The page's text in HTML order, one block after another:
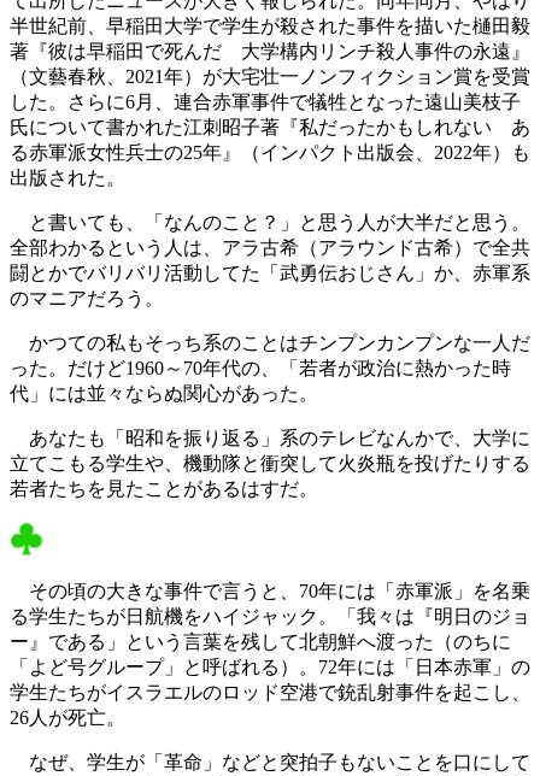
半世紀前、早稲田大学で学生が殺された事件を描いた樋田毅
著『彼は早稲田で死んだ 大学構内リンチ殺人事件の永遠』
（文藝春秋、2021年）が大宅壮一ノンフィクション賞を受賞
した。さらに6月、連合赤軍事件で犠牲となった遠山美枝子
氏について書かれた江刺昭子著『私だったかもしれない あ
る赤軍派女性兵士の25年』（インパクト出版会、2022年）も
出版された。
と書いても、「なんのこと？」と思う人が大半だと思う。
全部わかるという人は、アラ古希（アラウンド古希）で全共
闘とかでバリバリ活動してた「武勇伝おじさん」か、赤軍系
のマニアだろう。
かつての私もそっち系のことはチンプンカンプンな一人だ
った。だけど1960～70年代の、「若者が政治に熱かった時
代」には並々ならぬ関心があった。
あなたも「昭和を振り返る」系のテレビなんかで、大学に
立てこもる学生や、機動隊と衝突して火炎瓶を投げたりする
若者たちを見たことがあるはすだ。
その頃の大きな事件で言うと、70年には「赤軍派」を名乗
る学生たちが日航機をハイジャック。「我々は『明日のジョ
ー』である」という言葉を残して北朝鮮へ渡った（のちに
「よど号グループ」と呼ばれる）。72年には「日本赤軍」の
学生たちがイスラエルのロッド空港で銃乱射事件を起こし、
26人が死亡。
なぜ、学生が「革命」などと突拍子もないことを口にして